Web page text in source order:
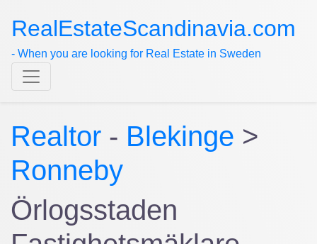
RealEstateScandinavia.com
- When you are looking for Real Estate in Sweden
Realtor - Blekinge >
Ronneby
Örlogsstaden